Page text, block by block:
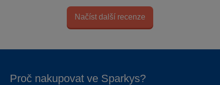
Načíst další recenze
Proč nakupovat ve Sparkys?